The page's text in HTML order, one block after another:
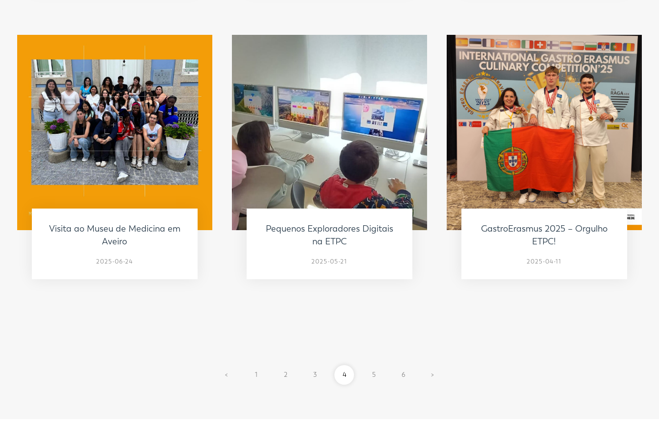
Visita ao Museu de Medicina em
Aveiro
2025-06-24
Pequenos Exploradores Digitais
na ETPC
2025-05-21
GastroErasmus 2025 – Orgulho
ETPC!
2025-04-11
< 1 2 3 4 5 6 >